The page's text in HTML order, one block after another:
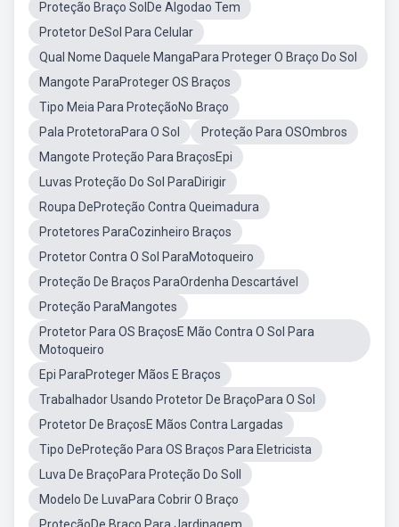
Proteção Braço SolDe Algodao Tem
Protetor DeSol Para Celular
Qual Nome Daquele MangaPara Proteger O Braço Do Sol
Mangote ParaProteger OS Braços
Tipo Meia Para ProteçãoNo Braço
Pala ProtetoraPara O Sol
Proteção Para OSOmbros
Mangote Proteção Para BraçosEpi
Luvas Proteção Do Sol ParaDirigir
Roupa DeProteção Contra Queimadura
Protetores ParaCozinheiro Braços
Protetor Contra O Sol ParaMotoqueiro
Proteção De Braços ParaOrdenha Descartável
Proteção ParaMangotes
Protetor Para OS BraçosE Mão Contra O Sol Para
Motoqueiro
Epi ParaProteger Mãos E Braços
Trabalhador Usando Protetor De BraçoPara O Sol
Protetor De BraçosE Mãos Contra Largadas
Tipo DeProteção Para OS Braços Para Eletricista
Luva De BraçoPara Proteção Do Soll
Modelo De LuvaPara Cobrir O Braço